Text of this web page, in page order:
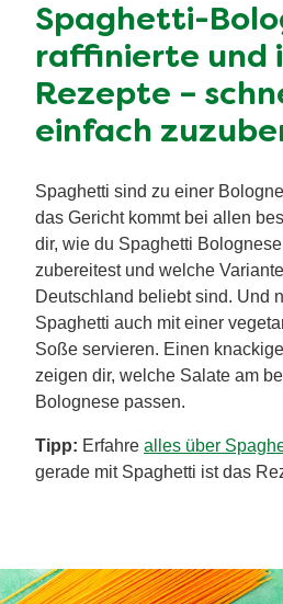
Spaghetti-
raffinierte und
Rezepte –
einfach
Spaghetti sind zu einer
das Gericht kommt bei allen
dir, wie du Spaghetti
zubereitest und welche
Deutschland beliebt sind. Und
Spaghetti auch mit einer
Soße servieren. Einen
zeigen dir, welche Salate am
Bolognese passen.
Tipp: Erfahre alles über
gerade mit Spaghetti ist das